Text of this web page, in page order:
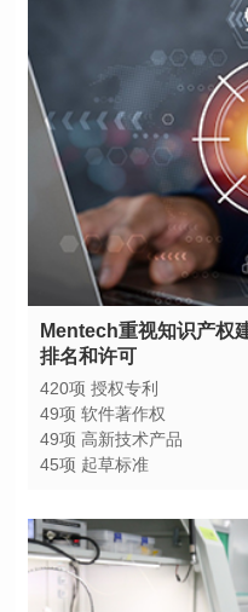
排名和许可
420项 授权专利
49项 软件著作权
49项 高新技术产品
45项 起草标准